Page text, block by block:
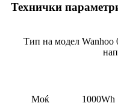
Технички
Тип на модел
Моќ 1000Wh